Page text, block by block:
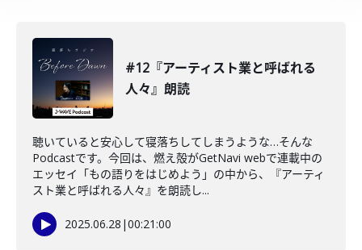
#12『アーティスト業と呼ばれる
人々』朗読
聴いていると安心して寝落ちしてしまうような…そんな
Podcastです。今回は、燃え殻がGetNavi webで連載中の
エッセイ「もの語りをはじめよう」の中から、『アーティ
スト業と呼ばれる人々』を朗読し...
2025.06.28 |00:21:00